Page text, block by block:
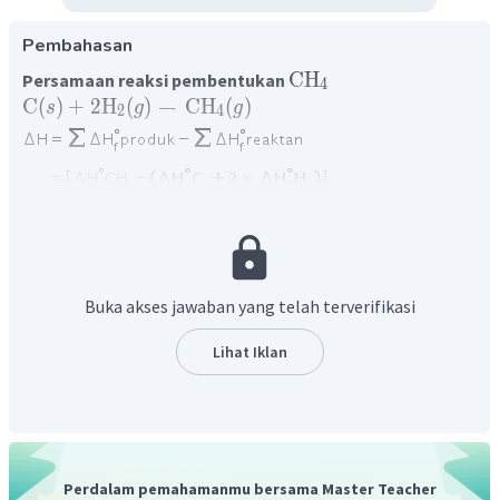
Pembahasan
Persamaan reaksi pembentukan CH4
C(s) + 2H2 (g) → CH4(g)
Dengan demikian, perubahan entaipi pembentukan standar
sebesar -74,7 kJ.
Jadi, jawaban yang benar adalah C.
Buka akses jawaban yang telah terverifikasi
Lihat Iklan
Perdalam pemahamanmu bersama Master Teacher